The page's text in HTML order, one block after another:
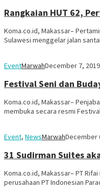
Rangkaian HUT 62,
Koma.co.id, Makassar–
Sulawesi menggelar jalan
EventMarwahDecember 7, 2019
Festival Seni dan
Koma.co.id, Makassar–
membuka secara resmi
Event, NewsMarwahDecember
31 Sudirman Suites
Koma.co.id, Makassar– PT
perusahaan PT Indonesian